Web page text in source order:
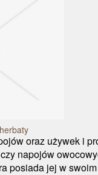
oraz używek i
napojów
posiada jej w